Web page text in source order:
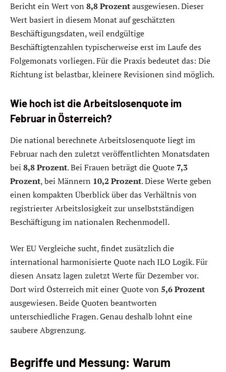
Bericht ein Wert von 8,8 Prozentausgewiesen. Dieser
Wert basiert in diesem Monat auf geschätzten
Beschäftigungsdaten, weil endgültige
Beschäftigtenzahlen typischerweise erst im Laufe des
Folgemonats vorliegen. Für die Praxis bedeutet das: Die
Richtung ist belastbar, kleinere Revisionen sind möglich.
Wie hoch ist die Arbeitslosenquote im
Februar in Österreich?
Die national berechnete Arbeitslosenquote liegt im
Februar nach den zuletzt veröffentlichten Monatsdaten
bei 8,8 Prozent. Bei Frauen beträgt die Quote7,3
Prozent, bei Männern 10,2 Prozent. Diese Werte geben
einen kompakten Überblick über das Verhältnis von
registrierter Arbeitslosigkeit zur unselbstständigen
Beschäftigung im nationalen Rechenmodell.
Wer EU Vergleiche sucht, findet zusätzlich die
international harmonisierte Quote nach ILO Logik. Für
diesen Ansatz lagen zuletzt Werte für Dezember vor.
Dort wird Österreich mit einer Quote von 5,6 Prozent
ausgewiesen. Beide Quoten beantworten
unterschiedliche Fragen. Genau deshalb lohnt eine
saubere Abgrenzung.
Begriffe und Messung: Warum